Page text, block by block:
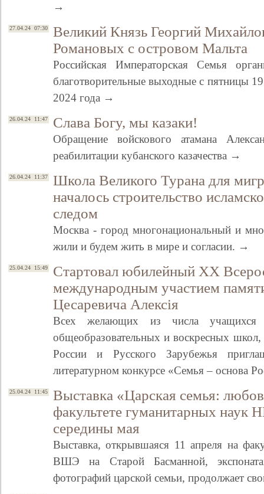
→
27.04.24 07:30
Великий Князь Георгий
Романовых с островом Мальта
Российская Императорская Семья
благотворительные выходные с пятницы
2024 года →
26.04.24 11:47 Слава Богу, мы казаки!
Обращение войскового атамана
реабилитации кубанского казачества →
26.04.24 11:37
Школа Великого Турана для
началось строительство
следом
Москва - город многонациональный и
жили и будем жить в мире и согласии. →
25.04.24 15:49
Стартовал юбилейный XX
международным участием
Цесаревича Алексiя
Всех желающих из числа учащихся
общеобразовательных и воскресных
России и Русского Зарубежья
литературном конкурсе «Семья – основа
25.04.24 11:45
Выставка «Царская семья:
факультете гуманитарных
середины мая
Выставка, открывшаяся 11 апреля на
ВШЭ на Старой Басманной,
фотографий царской семьи, продолжает